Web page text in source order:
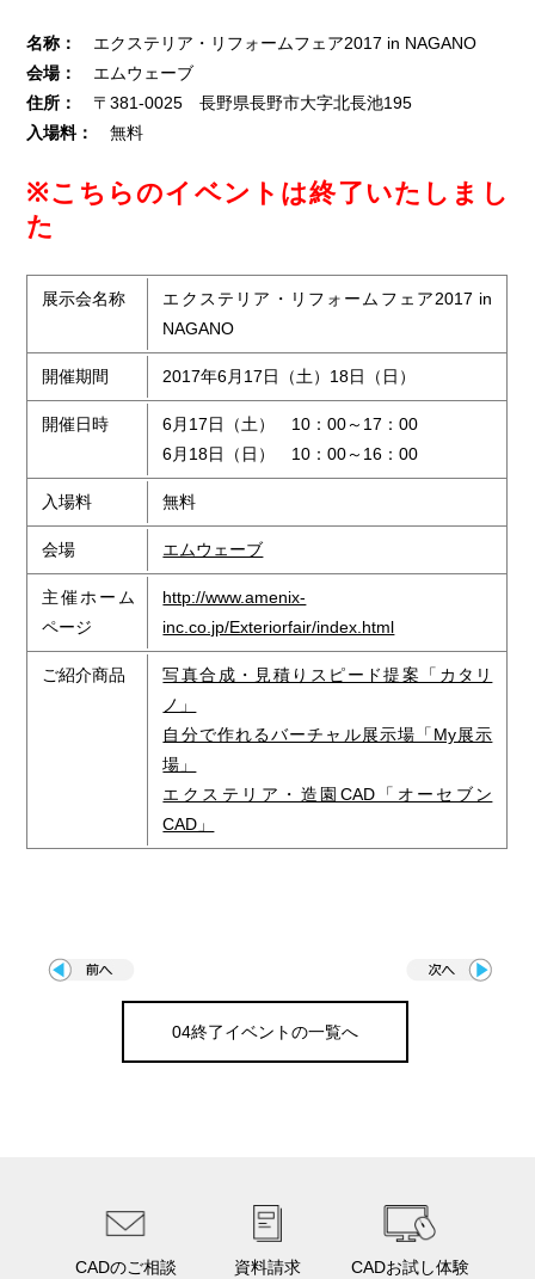
名称： エクステリア・リフォームフェア2017 in NAGANO
会場： エムウェーブ
住所： 〒381-0025 長野県長野市大字北長池195
入場料：無料
※こちらのイベントは終了いたしまし
た
展示会名称
エクステリア・リフォームフェア2017 in
NAGANO
開催期間 2017年6月17日（土）18日（日）
開催日時
6月17日（土） 10：00～17：00
6月18日（日） 10：00～16：00
入場料 無料
会場 エムウェーブ
主催ホーム
ページ
http://www.amenix-
inc.co.jp/Exteriorfair/index.html
ご紹介商品
写真合成・見積りスピード提案「カタリ
ノ」
自分で作れるバーチャル展示場「My展示
場」
エクステリア・造園CAD「オーセブン
CAD」
04終了イベントの一覧へ
CADのご相談 資料請求 CADお試し体験